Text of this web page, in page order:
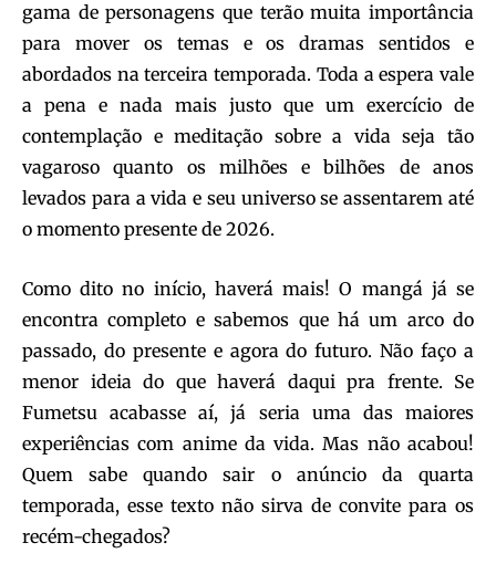
gama de personagens que terão muita importância
para mover os temas e os dramas sentidos e
abordados na terceira temporada. Toda a espera vale
a pena e nada mais justo que um exercício de
contemplação e meditação sobre a vida seja tão
vagaroso quanto os milhões e bilhões de anos
levados para a vida e seu universo se assentarem até
o momento presente de 2026.
Como dito no início, haverá mais! O mangá já se
encontra completo e sabemos que há um arco do
passado, do presente e agora do futuro. Não faço a
menor ideia do que haverá daqui pra frente. Se
Fumetsu acabasse aí, já seria uma das maiores
experiências com anime da vida. Mas não acabou!
Quem sabe quando sair o anúncio da quarta
temporada, esse texto não sirva de convite para os
recém-chegados?